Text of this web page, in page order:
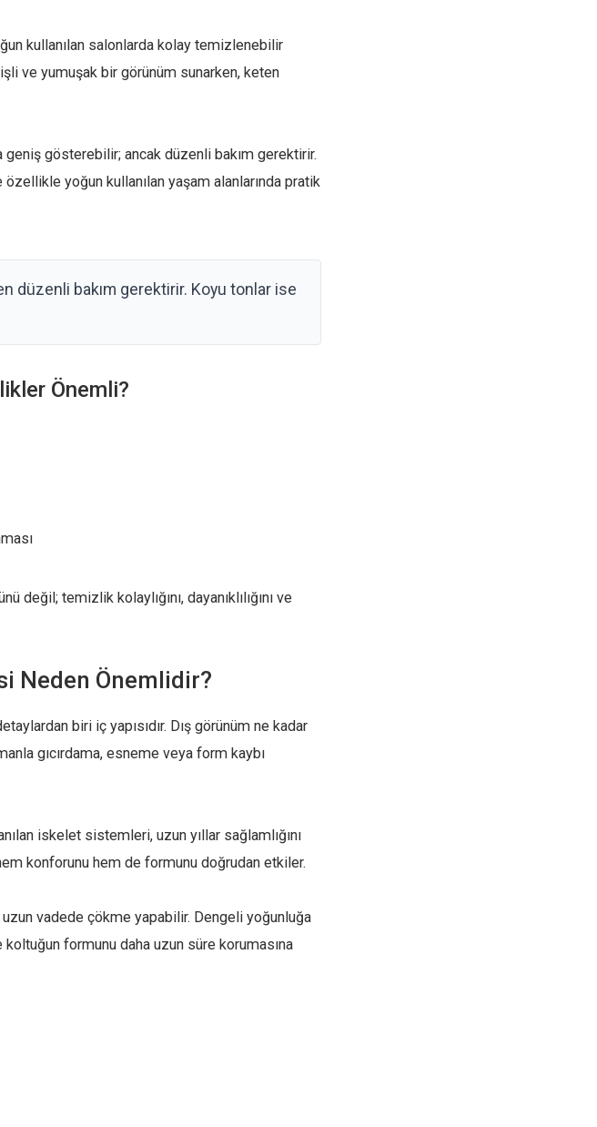
kullanılan salonlarda kolay temizlenebilir
ve yumuşak bir görünüm sunarken, keten
geniş gösterebilir; ancak düzenli bakım gerektirir.
yoğun kullanılan yaşam alanlarında pratik
düzenli bakım gerektirir. Koyu tonlar ise
Önemli?
temizlik kolaylığını, dayanıklılığını ve
Neden Önemlidir?
biri iç yapısıdır. Dış görünüm ne kadar
gıcırdama, esneme veya form kaybı
iskelet sistemleri, uzun yıllar sağlamlığını
konforunu hem de formunu doğrudan etkiler.
vadede çökme yapabilir. Dengeli yoğunluğa
formunu daha uzun süre korumasına